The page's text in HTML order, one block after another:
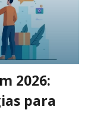
2026:
para